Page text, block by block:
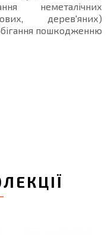
неметалічних
дерев'яних)
пошкодженню